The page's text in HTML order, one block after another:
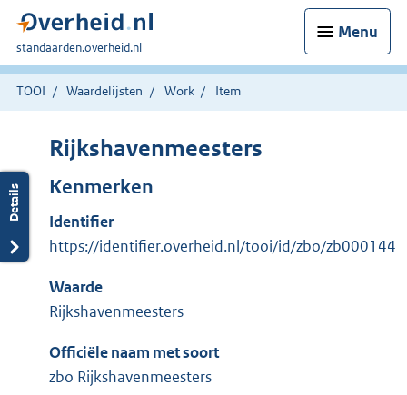
Menu
U
bent
hier:
standaarden.overheid.nl
TOOI Waardelijsten Work Item
Rijkshavenmeesters
Kenmerken
Identifier
https://identifier.overheid.nl/tooi/id/zbo/zb000144
Waarde
Rijkshavenmeesters
Officiële naam met soort
zbo Rijkshavenmeesters